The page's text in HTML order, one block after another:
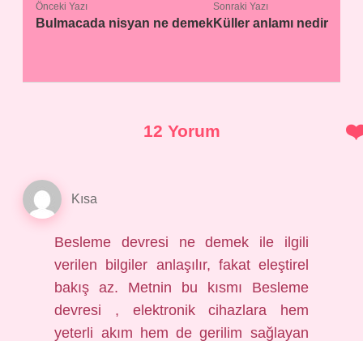
Önceki Yazı
Bulmacada nisyan ne demek
Sonraki Yazı
Küller anlamı nedir
12 Yorum
Kısa
Besleme devresi ne demek ile ilgili
verilen bilgiler anlaşılır, fakat eleştirel
bakış az. Metnin bu kısmı Besleme
devresi , elektronik cihazlara hem
yeterli akım hem de gerilim sağlayan